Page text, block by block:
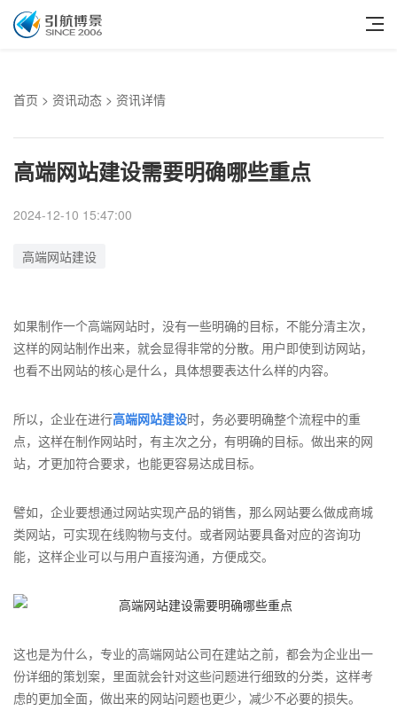
首页 > 资讯动态 > 资讯详情
高端网站建设需要明确哪些重点
2024-12-10 15:47:00
高端网站建设
如果制作一个高端网站时，没有一些明确的目标，不能分清主次，
这样的网站制作出来，就会显得非常的分散。用户即使到访网站，
也看不出网站的核心是什么，具体想要表达什么样的内容。
所以，企业在进行高端网站建设时，务必要明确整个流程中的重
点，这样在制作网站时，有主次之分，有明确的目标。做出来的网
站，才更加符合要求，也能更容易达成目标。
譬如，企业要想通过网站实现产品的销售，那么网站要么做成商城
类网站，可实现在线购物与支付。或者网站要具备对应的咨询功
能，这样企业可以与用户直接沟通，方便成交。
这也是为什么，专业的高端网站公司在建站之前，都会为企业出一
份详细的策划案，里面就会针对这些问题进行细致的分类，这样考
虑的更加全面，做出来的网站问题也更少，减少不必要的损失。